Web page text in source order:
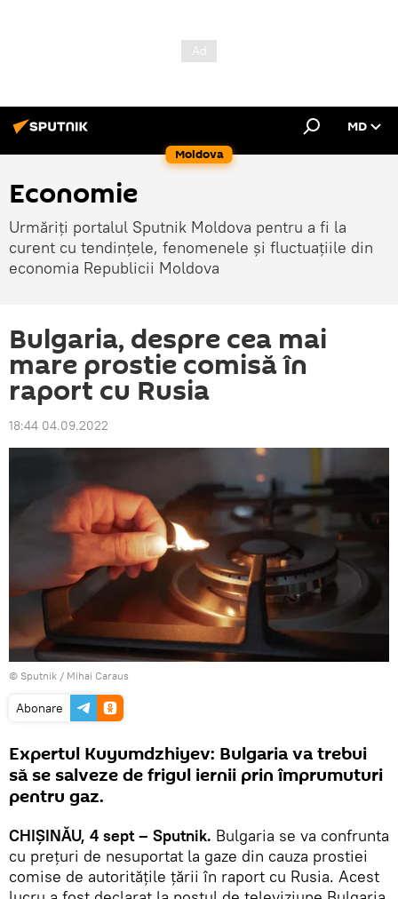
Moldova
MD
Economie
Urmăriți portalul Sputnik Moldova pentru a fi la
curent cu tendințele, fenomenele și fluctuațiile din
economia Republicii Moldova
Bulgaria, despre cea mai
mare prostie comisă în
raport cu Rusia
18:44 04.09.2022
© Sputnik / Mihai Caraus
Abonare
Expertul Kuyumdzhiyev: Bulgaria va trebui
să se salveze de frigul iernii prin împrumuturi
pentru gaz.
CHIȘINĂU, 4 sept – Sputnik. Bulgaria se va confrunta
cu prețuri de nesuportat la gaze din cauza prostiei
comise de autoritățile țării în raport cu Rusia. Acest